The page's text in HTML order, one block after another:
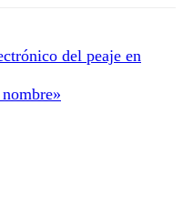
del peaje en